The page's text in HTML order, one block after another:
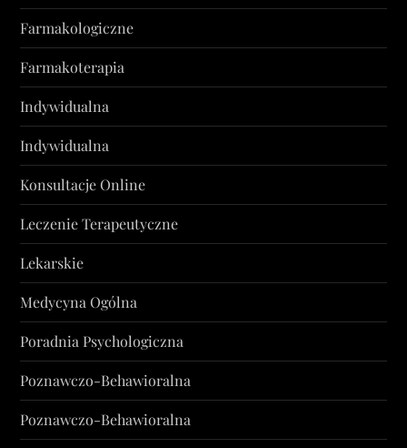
Farmakologiczne
Farmakoterapia
Indywidualna
Indywidualna
Konsultacje Online
Leczenie Terapeutyczne
Lekarskie
Medycyna Ogólna
Poradnia Psychologiczna
Poznawczo-Behawioralna
Poznawczo-Behawioralna